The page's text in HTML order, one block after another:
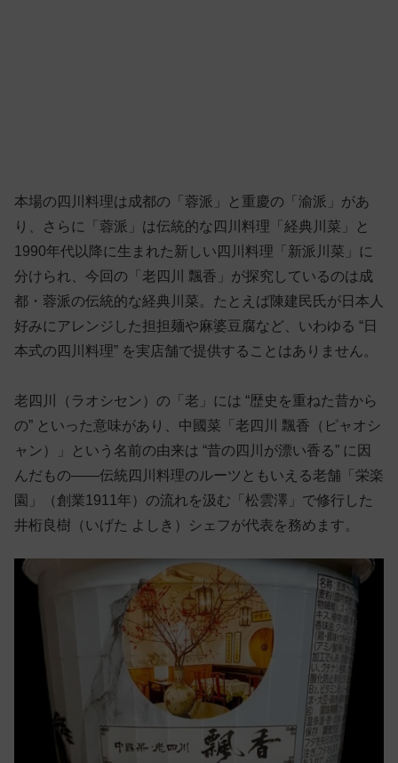
本場の四川料理は成都の「蓉派」と重慶の「渝派」があ
り、さらに「蓉派」は伝統的な四川料理「経典川菜」と
1990年代以降に生まれた新しい四川料理「新派川菜」に
分けられ、今回の「老四川 飄香」が探究しているのは成
都・蓉派の伝統的な経典川菜。たとえば陳建民氏が日本人
好みにアレンジした担担麺や麻婆豆腐など、いわゆる “日
本式の四川料理” を実店舗で提供することはありません。
老四川（ラオシセン）の「老」には “歴史を重ねた昔から
の” といった意味があり、中國菜「老四川 飄香（ピャオシ
ャン）」という名前の由来は “昔の四川が漂い香る” に因
んだもの——伝統四川料理のルーツともいえる老舗「栄楽
園」（創業1911年）の流れを汲む「松雲澤」で修行した
井桁良樹（いげた よしき）シェフが代表を務めます。